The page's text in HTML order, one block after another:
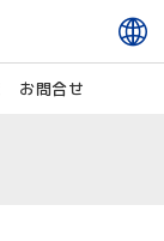
お問合せ